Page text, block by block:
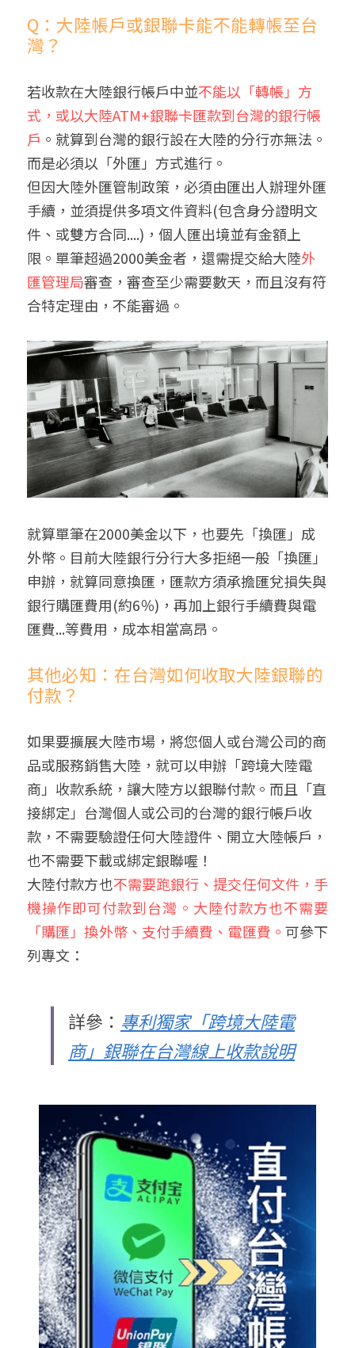
Q：大陸帳戶或銀聯卡能不能轉帳至台
灣？
若收款在大陸銀行帳戶中並不能以「轉帳」方
式，或以大陸ATM+銀聯卡匯款到台灣的銀行帳
戶 。就算到台灣的銀行設在大陸的分行亦無法。
而是必須以「外匯」方式進行。
但因大陸外匯管制政策，必須由匯出人辦理外匯
手續，並須提供多項文件資料(包含身分證明文
件、或雙方合同....)，個人匯出境並有金額上
限。單筆超過2000美金者，還需提交給大陸外
匯管理局審查，審查至少需要數天，而且沒有符
合特定理由，不能審過。
就算單筆在2000美金以下，也要先「換匯」成
外幣。目前大陸銀行分行大多拒絕一般「換匯」
申辦，就算同意換匯，匯款方須承擔匯兌損失與
銀行購匯費用(約6％)，再加上銀行手續費與電
匯費...等費用，成本相當高昂。
其他必知：在台灣如何收取大陸銀聯的
付款？
如果要擴展大陸市場，將您個人或台灣公司的商
品或服務銷售大陸，就可以申辦「跨境大陸電
商」收款系統，讓大陸方以銀聯付款。而且「直
接綁定」台灣個人或公司的台灣的銀行帳戶收
款，不需要驗證任何大陸證件、開立大陸帳戶，
也不需要下載或綁定銀聯喔！
大陸付款方也不需要跑銀行、提交任何文件，手
機操作即可付款到台灣。大陸付款方也不需要
「購匯」換外幣、支付手續費、電匯費。 可參下
列專文：
詳參： 專利獨家「跨境大陸電
商」銀聯在台灣線上收款說明